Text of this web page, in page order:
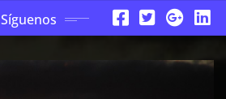
Síguenos